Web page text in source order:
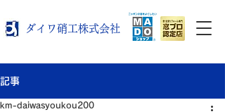
ダイワ硝工株式会社
記事
km-daiwasyoukou200